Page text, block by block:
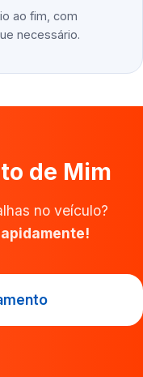
ao fim, com
necessário.
de Mim
no veículo?